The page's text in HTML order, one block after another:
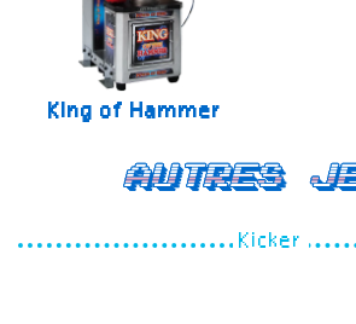
King of Hammer
Autres
Kicker